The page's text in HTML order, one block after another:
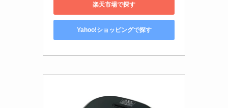
楽天市場で探す
Yahoo!ショッピングで探す